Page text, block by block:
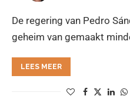
De regering van Pedro
geheim van gemaakt
LEES MEER